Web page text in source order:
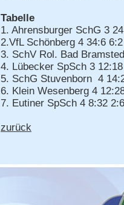
Tabelle
1. Ahrensburger SchG 3
2.VfL Schönberg 4 34:6 6:2
3. SchV Rol. Bad
4. Lübecker SpSch 3
5. SchG Stuvenborn 4
6. Klein Wesenberg 4
7. Eutiner SpSch 4 8:32 2:6
zurück